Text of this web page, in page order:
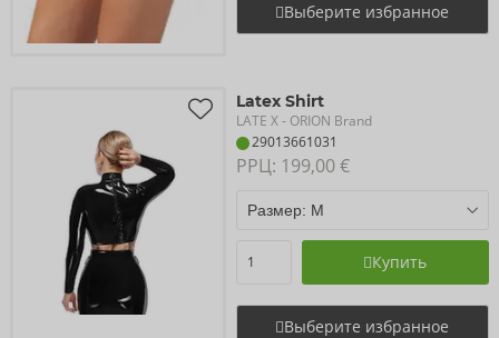
Выберите избранное
Latex Shirt
LATE X- ORION Brand
29013661031
РРЦ: 199,00 €
Купить
Выберите избранное